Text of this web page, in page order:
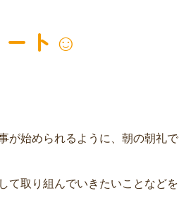
ート☺︎
が始められるように、朝の朝礼で
て取り組んでいきたいことなどを